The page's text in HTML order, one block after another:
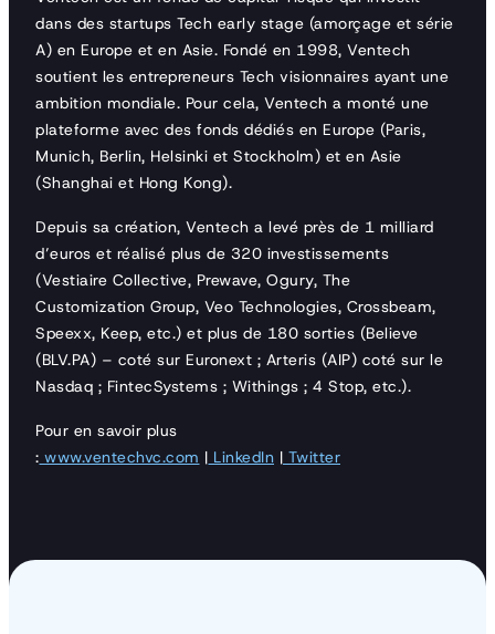
dans des startups Tech early stage (amorçage et série
A) en Europe et en Asie. Fondé en 1998, Ventech
soutient les entrepreneurs Tech visionnaires ayant une
ambition mondiale. Pour cela, Ventech a monté une
plateforme avec des fonds dédiés en Europe (Paris,
Munich, Berlin, Helsinki et Stockholm) et en Asie
(Shanghai et Hong Kong).
Depuis sa création, Ventech a levé près de 1 milliard
d’euros et réalisé plus de 320 investissements
(Vestiaire Collective, Prewave, Ogury, The
Customization Group, Veo Technologies, Crossbeam,
Speexx, Keep, etc.) et plus de 180 sorties (Believe
(BLV.PA) – coté sur Euronext ; Arteris (AIP) coté sur le
Nasdaq ; FintecSystems ; Withings ; 4 Stop, etc.).
Pour en savoir plus
: www.ventechvc.com | LinkedIn | Twitter